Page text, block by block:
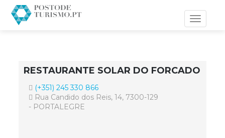
Toggle
RESTAURANTE SOLAR DO FORCADO
(+351) 245 330 866
Rua Candido dos Reis, 14, 7300-129
- PORTALEGRE